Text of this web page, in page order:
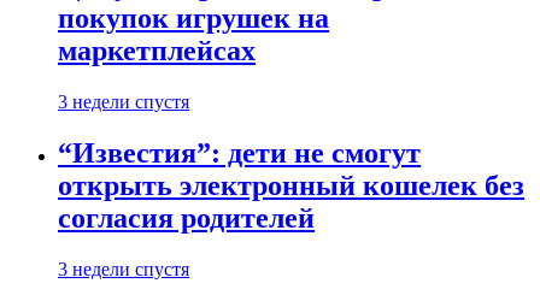
покупок игрушек на
маркетплейсах
3 недели спустя
“Известия”: дети не смогут
открыть электронный кошелек без
согласия родителей
3 недели спустя